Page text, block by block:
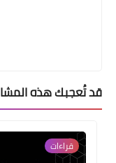
قد تُعجبك هذه
قراءات